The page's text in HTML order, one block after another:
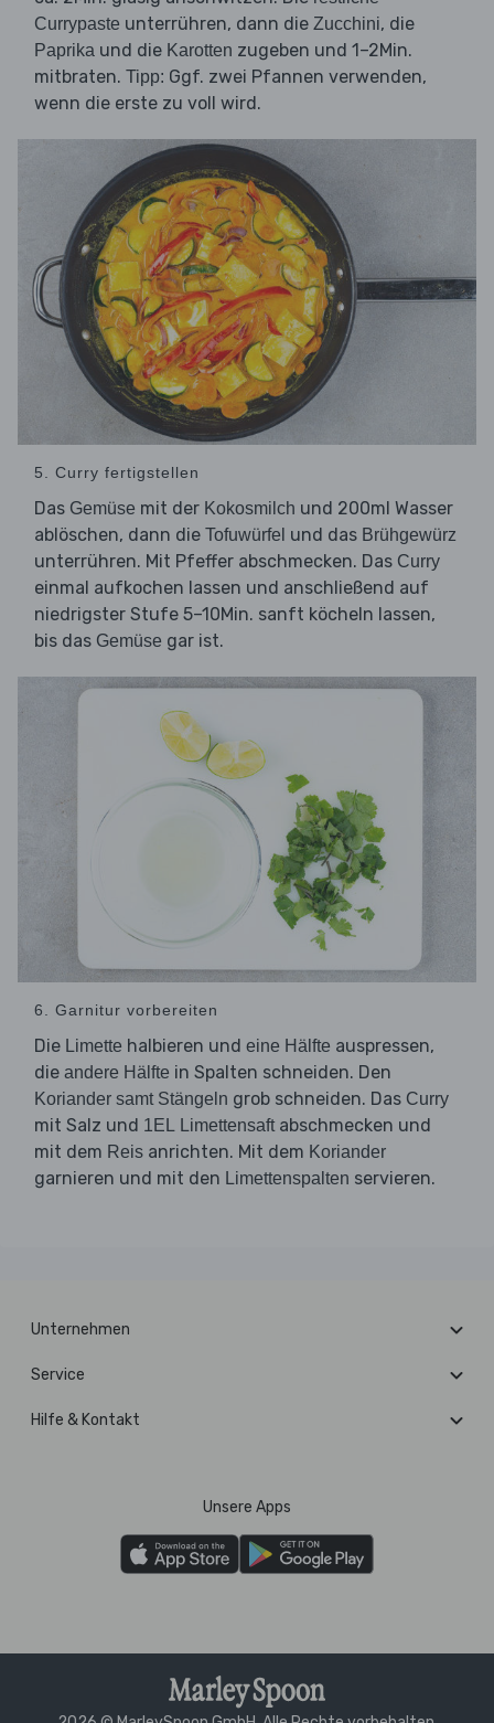
Currypaste unterrühren, dann die Zucchini, die
Paprika und die Karotten zugeben und 1–2Min.
mitbraten. Tipp: Ggf. zwei Pfannen verwenden,
wenn die erste zu voll wird.
5. Curry fertigstellen
Das Gemüse mit der Kokosmilch und 200ml Wasser
ablöschen, dann die Tofuwürfel und das Brühgewürz
unterrühren. Mit Pfeffer abschmecken. Das Curry
einmal aufkochen lassen und anschließend auf
niedrigster Stufe 5–10Min. sanft köcheln lassen,
bis das Gemüse gar ist.
6. Garnitur vorbereiten
Die Limette halbieren und eine Hälfte auspressen,
die andere Hälfte in Spalten schneiden. Den
Koriander samt Stängeln grob schneiden. Das Curry
mit Salz und 1EL Limettensaftabschmecken und
mit dem Reis anrichten. Mit dem Koriander
garnieren und mit den Limettenspalten servieren.
Unternehmen
Service
Hilfe & Kontakt
Unsere Apps